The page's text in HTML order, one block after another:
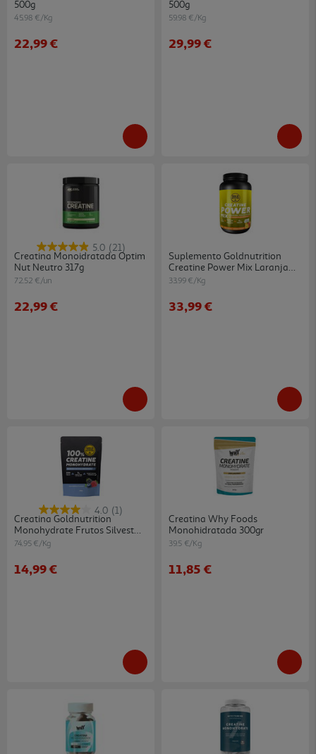
500g
45.98 €/Kg
22,99 €
500g
59.98 €/Kg
29,99 €
5.0 (21)
Creatina Monoidratada Optim
Nut Neutro 317g
72.52 €/un
22,99 €
Suplemento Goldnutrition
Creatine Power Mix Laranja
Manga 1kg
33.99 €/Kg
33,99 €
4.0 (1)
Creatina Goldnutrition
Monohydrate Frutos Silvest
200g
74.95 €/Kg
14,99 €
Creatina Why Foods
Monohidratada 300gr
39.5 €/Kg
11,85 €